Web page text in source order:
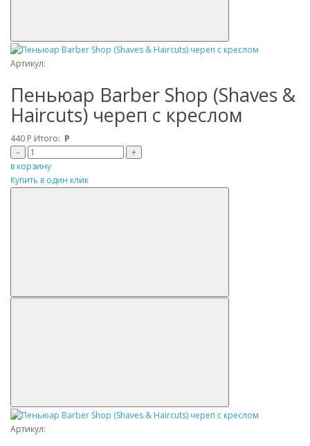
Артикул:
Пеньюар Barber Shop (Shaves &
Haircuts) череп с креслом
440 Р Итого: Р
–
+
в корзину
Купить в один клик
Артикул: